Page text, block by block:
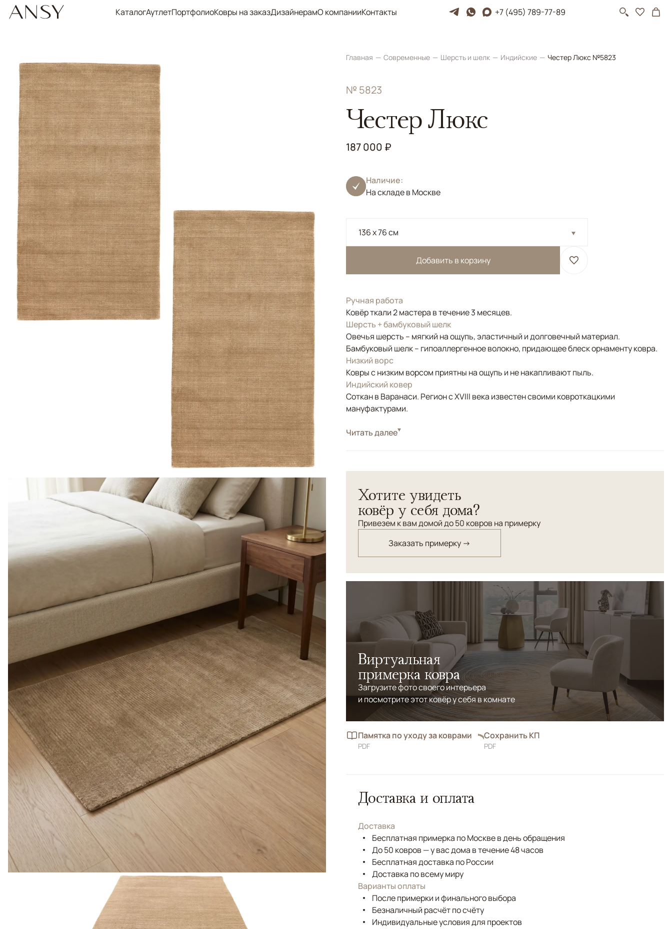
КаталогАутлетПортфолиоКовры на заказДизайнерамО компанииКонтакты +7 (495) 789-77-89
Главная Современные Шерсть и шелк Индийские Честер Люкс №5823
№ 5823
Честер Люкс
187 000 ₽
Наличие:
На складе в Москве
136 x 76 см
Добавить в корзину
Ручная работа
Ковёр ткали 2 мастера в течение 3 месяцев.
Шерсть + бамбуковый шелк
Овечья шерсть – мягкий на ощупь, эластичный и долговечный материал.
Бамбуковый шелк – гипоаллергенное волокно, придающее блеск орнаменту ковра.
Низкий ворс
Ковры с низким ворсом приятны на ощупь и не накапливают пыль.
Индийский ковер
Соткан в Варанаси. Регион с XVIII века известен своими ковроткацкими
мануфактурами.
СтильСовременные
созданные для интерьеров, где важны статус, тактильность и натуральность
материалов. Лаконичный дизайн и благородная текстура делают ковры
универсальной основой пространства, подчёркивающей архитектуру и свет.
Читать далее
Хотите увидеть
ковёр у себя дома?
Привезем к вам домой до 50 ковров на примерку
Заказать примерку →
Виртуальная
примерка ковра
Загрузите фото своего интерьера
и посмотрите этот ковёр у себя в комнате
Памятка по уходу за коврами
PDF
Сохранить КП
PDF
Доставка и оплата
Доставка
Бесплатная примерка по Москве в день обращения
До 50 ковров — у вас дома в течение 48 часов
Бесплатная доставка по России
Доставка по всему миру
Варианты оплаты
После примерки и финального выбора
Безналичный расчёт по счёту
Индивидуальные условия для проектов